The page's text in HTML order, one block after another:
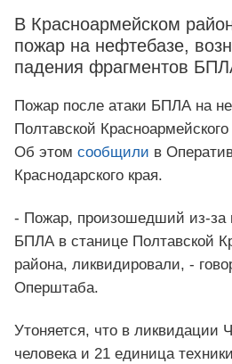
В Красноармейском
пожар на нефтебазе,
падения фрагментов
Пожар после атаки БПЛА на
Полтавской
Об этом сообщили в
Краснодарского края.
- Пожар, произошедший из-за
БПЛА в станице Полтавской
района, ликвидировали, -
Оперштаба.
Утоняется, что в ликвидации
человека и 21 единица